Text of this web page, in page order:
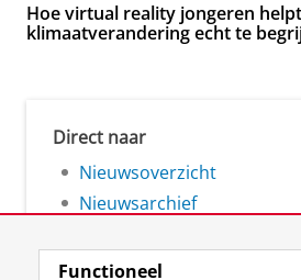
Hoe virtual reality jongeren
klimaatverandering echt te
Direct naar
Nieuwsoverzicht
Nieuwsarchief
Functioneel